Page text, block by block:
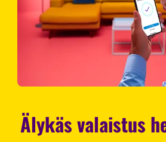
Älykäs valaistus